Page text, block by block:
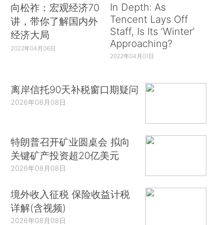
向松祚：宏观经济70
讲，带你了解国内外
经济大局
2022年04月06日
In Depth: As
Tencent Lays Off
Staff, Is Its ‘Winter’
Approaching?
2022年04月01日
离岸信托90天补税窗口期疑问
2026年08月08日
特朗普召开矿业圆桌会 拟向
关键矿产投资超20亿美元
2026年08月08日
境外收入征税 保险收益计税
详解(含视频)
2026年08月08日